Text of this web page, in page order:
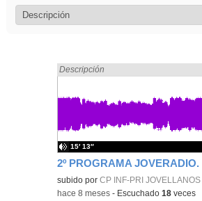
Encontrado «divertidos» en:
Descripción
Contenido educativo.
subido porCP INF-PRI JOVELLANOS
15′ 13″
-hace 8 meses - Escuchado18 veces